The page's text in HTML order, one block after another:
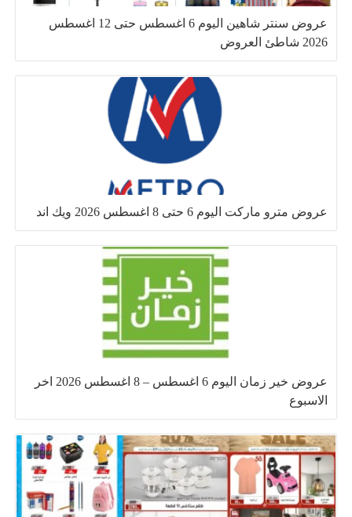
عروض سنتر شاهين اليوم 6 اغسطس حتى 12 اغسطس
2026 شاطئ العروض
عروض مترو ماركت اليوم 6 حتى 8 اغسطس 2026 ويك اند
عروض خير زمان اليوم 6 اغسطس – 8 اغسطس 2026 اخر
الاسبوع